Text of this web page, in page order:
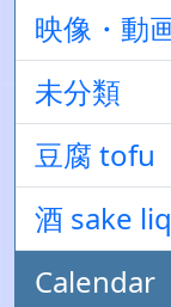
映像・動
未分類
豆腐 tofu
酒 sake
Calendar